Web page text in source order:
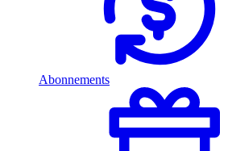
Abonnements